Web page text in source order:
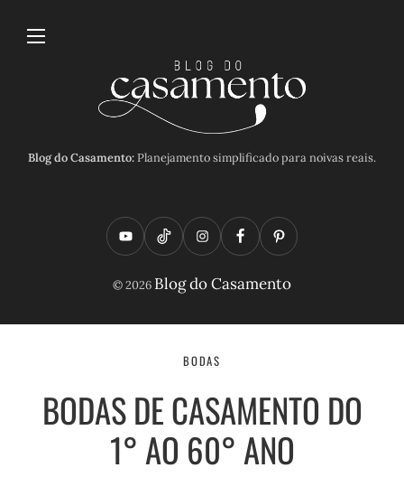
Blog do Casamento:Planejamento simplificado para noivas reais.
Y
o
t
e
T
i
t
I
n
t
a
r
a
m
F
a
e
o
P
i
t
e
s
t
© 2026 Blog do Casamento
BODAS
BODAS DE CASAMENTO DO
1° AO 60° ANO